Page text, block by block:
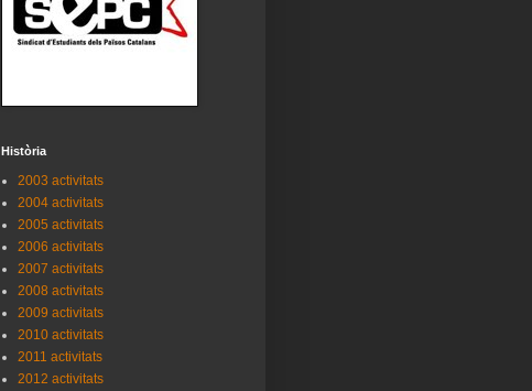
Història
2003 activitats
2004 activitats
2005 activitats
2006 activitats
2007 activitats
2008 activitats
2009 activitats
2010 activitats
2011 activitats
2012 activitats